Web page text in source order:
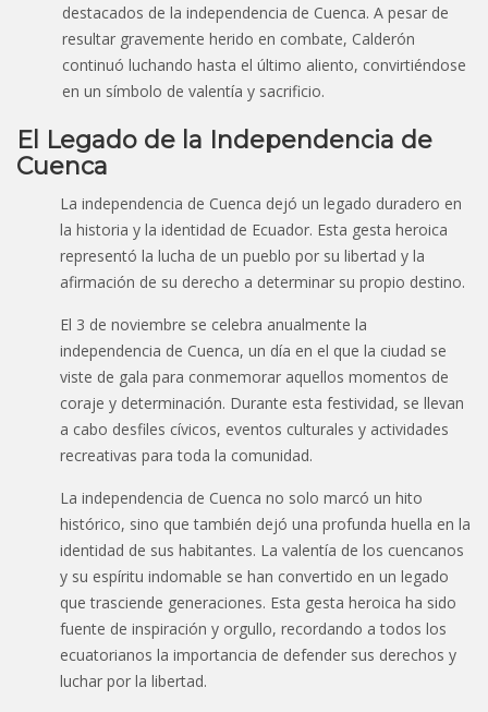
destacados de la independencia de Cuenca. A pesar de
resultar gravemente herido en combate, Calderón
continuó luchando hasta el último aliento, convirtiéndose
en un símbolo de valentía y sacrificio.
El Legado de la Independencia de
Cuenca
La independencia de Cuenca dejó un legado duradero en
la historia y la identidad de Ecuador. Esta gesta heroica
representó la lucha de un pueblo por su libertad y la
afirmación de su derecho a determinar su propio destino.
El 3 de noviembre se celebra anualmente la
independencia de Cuenca, un día en el que la ciudad se
viste de gala para conmemorar aquellos momentos de
coraje y determinación. Durante esta festividad, se llevan
a cabo desfiles cívicos, eventos culturales y actividades
recreativas para toda la comunidad.
La independencia de Cuenca no solo marcó un hito
histórico, sino que también dejó una profunda huella en la
identidad de sus habitantes. La valentía de los cuencanos
y su espíritu indomable se han convertido en un legado
que trasciende generaciones. Esta gesta heroica ha sido
fuente de inspiración y orgullo, recordando a todos los
ecuatorianos la importancia de defender sus derechos y
luchar por la libertad.